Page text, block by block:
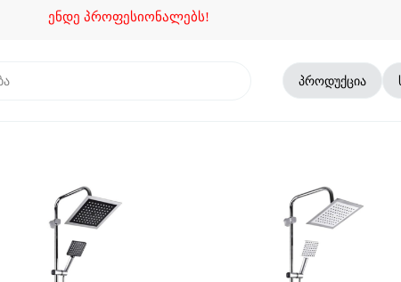
ენდე პროფესიონალებს!
პროდუქცია